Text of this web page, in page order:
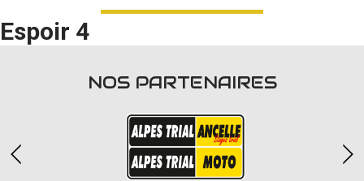
RÉSULTATS
PHOTOS / VIDÉOS
PARTENAIRES
Espoir 4
NOS PARTENAIRES